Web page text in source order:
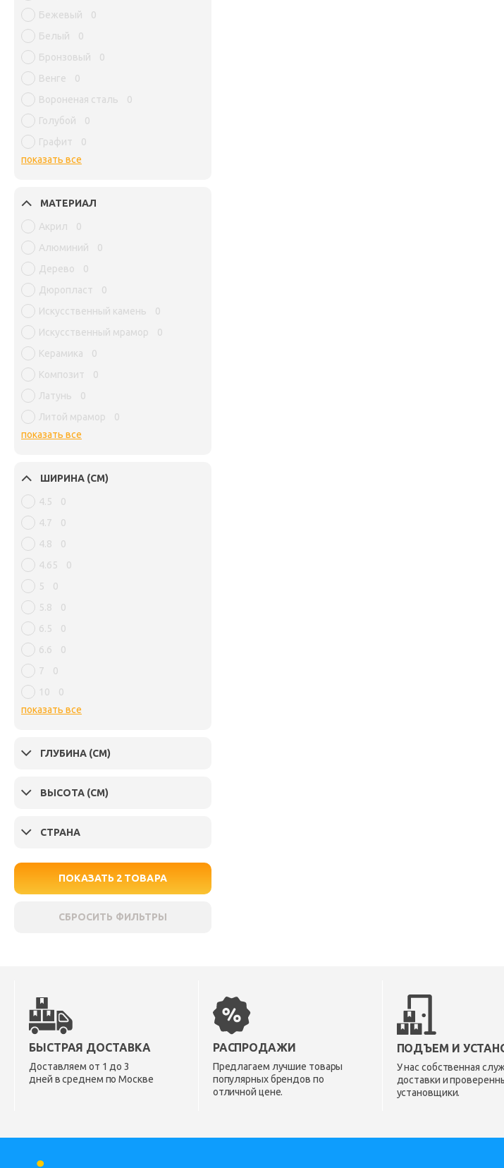
Бежевый
0
Белый
0
Бронзовый
0
Венге
0
Вороненая сталь
0
Голубой
0
Графит
0
показать все
МАТЕРИАЛ
Акрил
0
Алюминий
0
Дерево
0
Дюропласт
0
Искусственный камень
0
Искусственный мрамор
0
Керамика
0
Композит
0
Латунь
0
Литой мрамор
0
показать все
ШИРИНА (СМ)
4.5
0
4.7
0
4.8
0
4.65
0
5
0
5.8
0
6.5
0
6.6
0
7
0
10
0
показать все
ГЛУБИНА (СМ)
ВЫСОТА (СМ)
СТРАНА
ПОКАЗАТЬ 2 ТОВАРА
СБРОСИТЬ ФИЛЬТРЫ
БЫСТРАЯ ДОСТАВКА
Доставляем от 1 до 3
дней в среднем по Москве
РАСПРОДАЖИ
Предлагаем лучшие товары
популярных брендов по
отличной цене.
ПОДЪЕМ И
У нас собственная
доставки и
установщики.